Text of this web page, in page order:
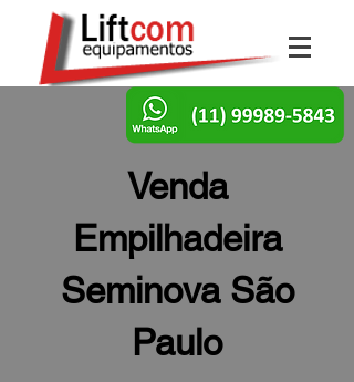
Venda
Empilhadeira
Seminova São
Paulo